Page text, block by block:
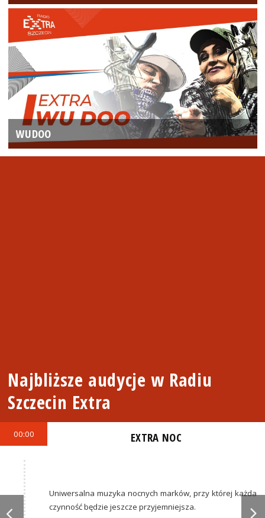
WUDOO
Najbliższe audycje w Radiu
Szczecin Extra
00:00 EXTRA NOC
Uniwersalna muzyka nocnych marków, przy której każda
czynność będzie jeszcze przyjemniejsza.